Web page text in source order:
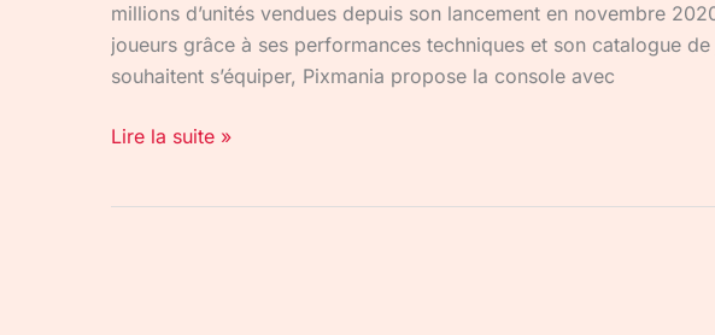
millions d’unités vendues depuis son lancement en novembre
joueurs grâce à ses performances techniques et son catalogue
souhaitent s’équiper, Pixmania propose la console avec
Lire la suite »